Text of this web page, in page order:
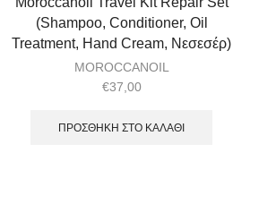
(Shampoo, Conditioner, Oil
Treatment, Hand Cream, Νεσεσέρ)
MOROCCANOIL
€37,00
ΠΡΟΣΘΉΚΗ ΣΤΟ ΚΑΛΆΘΙ